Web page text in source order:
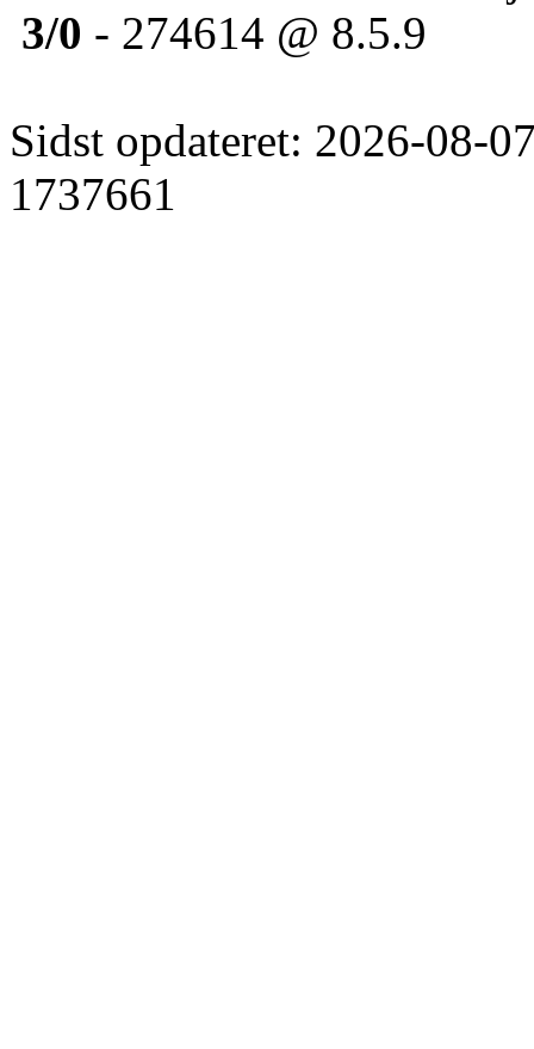
3/0 - 274614 @ 8.5.9
Sidst opdateret: 2026-08-
1737661